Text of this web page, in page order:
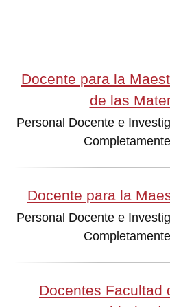
Docente para la
de las
Personal Docente e
Docente para la
Personal Docente e
Docentes Facultad